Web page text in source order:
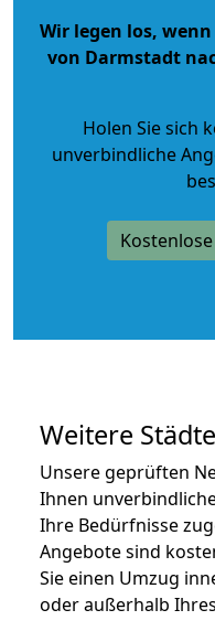
Wir legen los,
von Darmstadt
Holen Sie sich
unverbindliche
Weitere
Unsere geprüften
Ihnen
Ihre Bedürfnisse
Angebote sind
Sie einen Umzug
oder außerhalb